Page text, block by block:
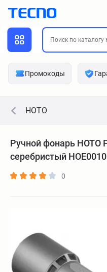
Промокоды
HOTO
Ручной фонарь HOTO
серебристый
0